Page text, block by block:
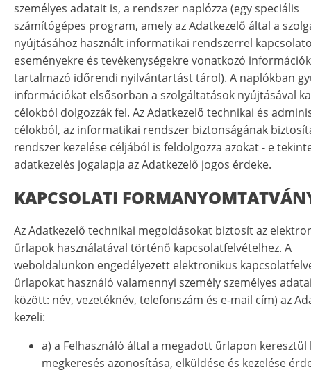
személyes adatait is, a rendszer naplózza (egy speciális
számítógépes program, amely az Adatkezelő által a
nyújtásához használt informatikai rendszerrel
eseményekre és tevékenységekre vonatkozó
tartalmazó időrendi nyilvántartást tárol). A naplókban
információkat elsősorban a szolgáltatások nyújtásával
célokból dolgozzák fel. Az Adatkezelő technikai és
célokból, az informatikai rendszer biztonságának
rendszer kezelése céljából is feldolgozza azokat - e
adatkezelés jogalapja az Adatkezelő jogos érdeke.
KAPCSOLATI
Az Adatkezelő technikai megoldásokat biztosít az
űrlapok használatával történő kapcsolatfelvételhez. A
weboldalunkon engedélyezett elektronikus
űrlapokat használó valamennyi személy személyes
között: név, vezetéknév, telefonszám és e-mail cím) az
kezeli:
a) a Felhasználó által a megadott űrlapon
megkeresés azonosítása, elküldése és kezelése